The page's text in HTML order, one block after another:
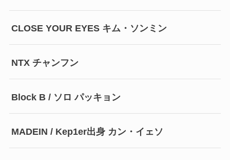
CLOSE YOUR EYES キム・ソンミン
NTX チャンフン
Block B / ソロ パッキョン
MADEIN / Kep1er出身 カン・イェソ